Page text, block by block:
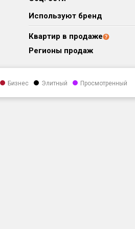
Используют бренд
Квартир в продаже
Регионы продаж
Бизнес Элитный Просмотренный